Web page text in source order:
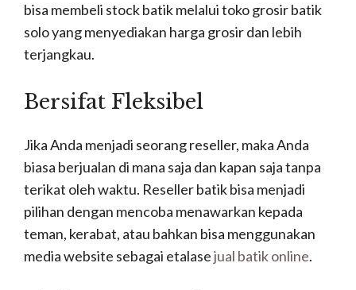
bisa membeli stock batik melalui toko grosir batik
solo yang menyediakan harga grosir dan lebih
terjangkau.
Bersifat Fleksibel
Jika Anda menjadi seorang reseller, maka Anda
biasa berjualan di mana saja dan kapan saja tanpa
terikat oleh waktu. Reseller batik bisa menjadi
pilihan dengan mencoba menawarkan kepada
teman, kerabat, atau bahkan bisa menggunakan
media website sebagai etalasejual batik online.